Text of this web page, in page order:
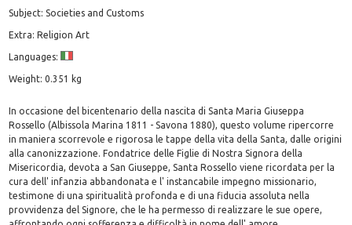
Subject: Societies and Customs
Extra: Religion Art
Languages:
Weight: 0.351 kg
In occasione del bicentenario della nascita di Santa Maria Giuseppa
Rossello (Albissola Marina 1811 - Savona 1880), questo volume ripercorre
in maniera scorrevole e rigorosa le tappe della vita della Santa, dalle origini
alla canonizzazione. Fondatrice delle Figlie di Nostra Signora della
Misericordia, devota a San Giuseppe, Santa Rossello viene ricordata per la
cura dell' infanzia abbandonata e l' instancabile impegno missionario,
testimone di una spiritualità profonda e di una fiducia assoluta nella
provvidenza del Signore, che le ha permesso di realizzare le sue opere,